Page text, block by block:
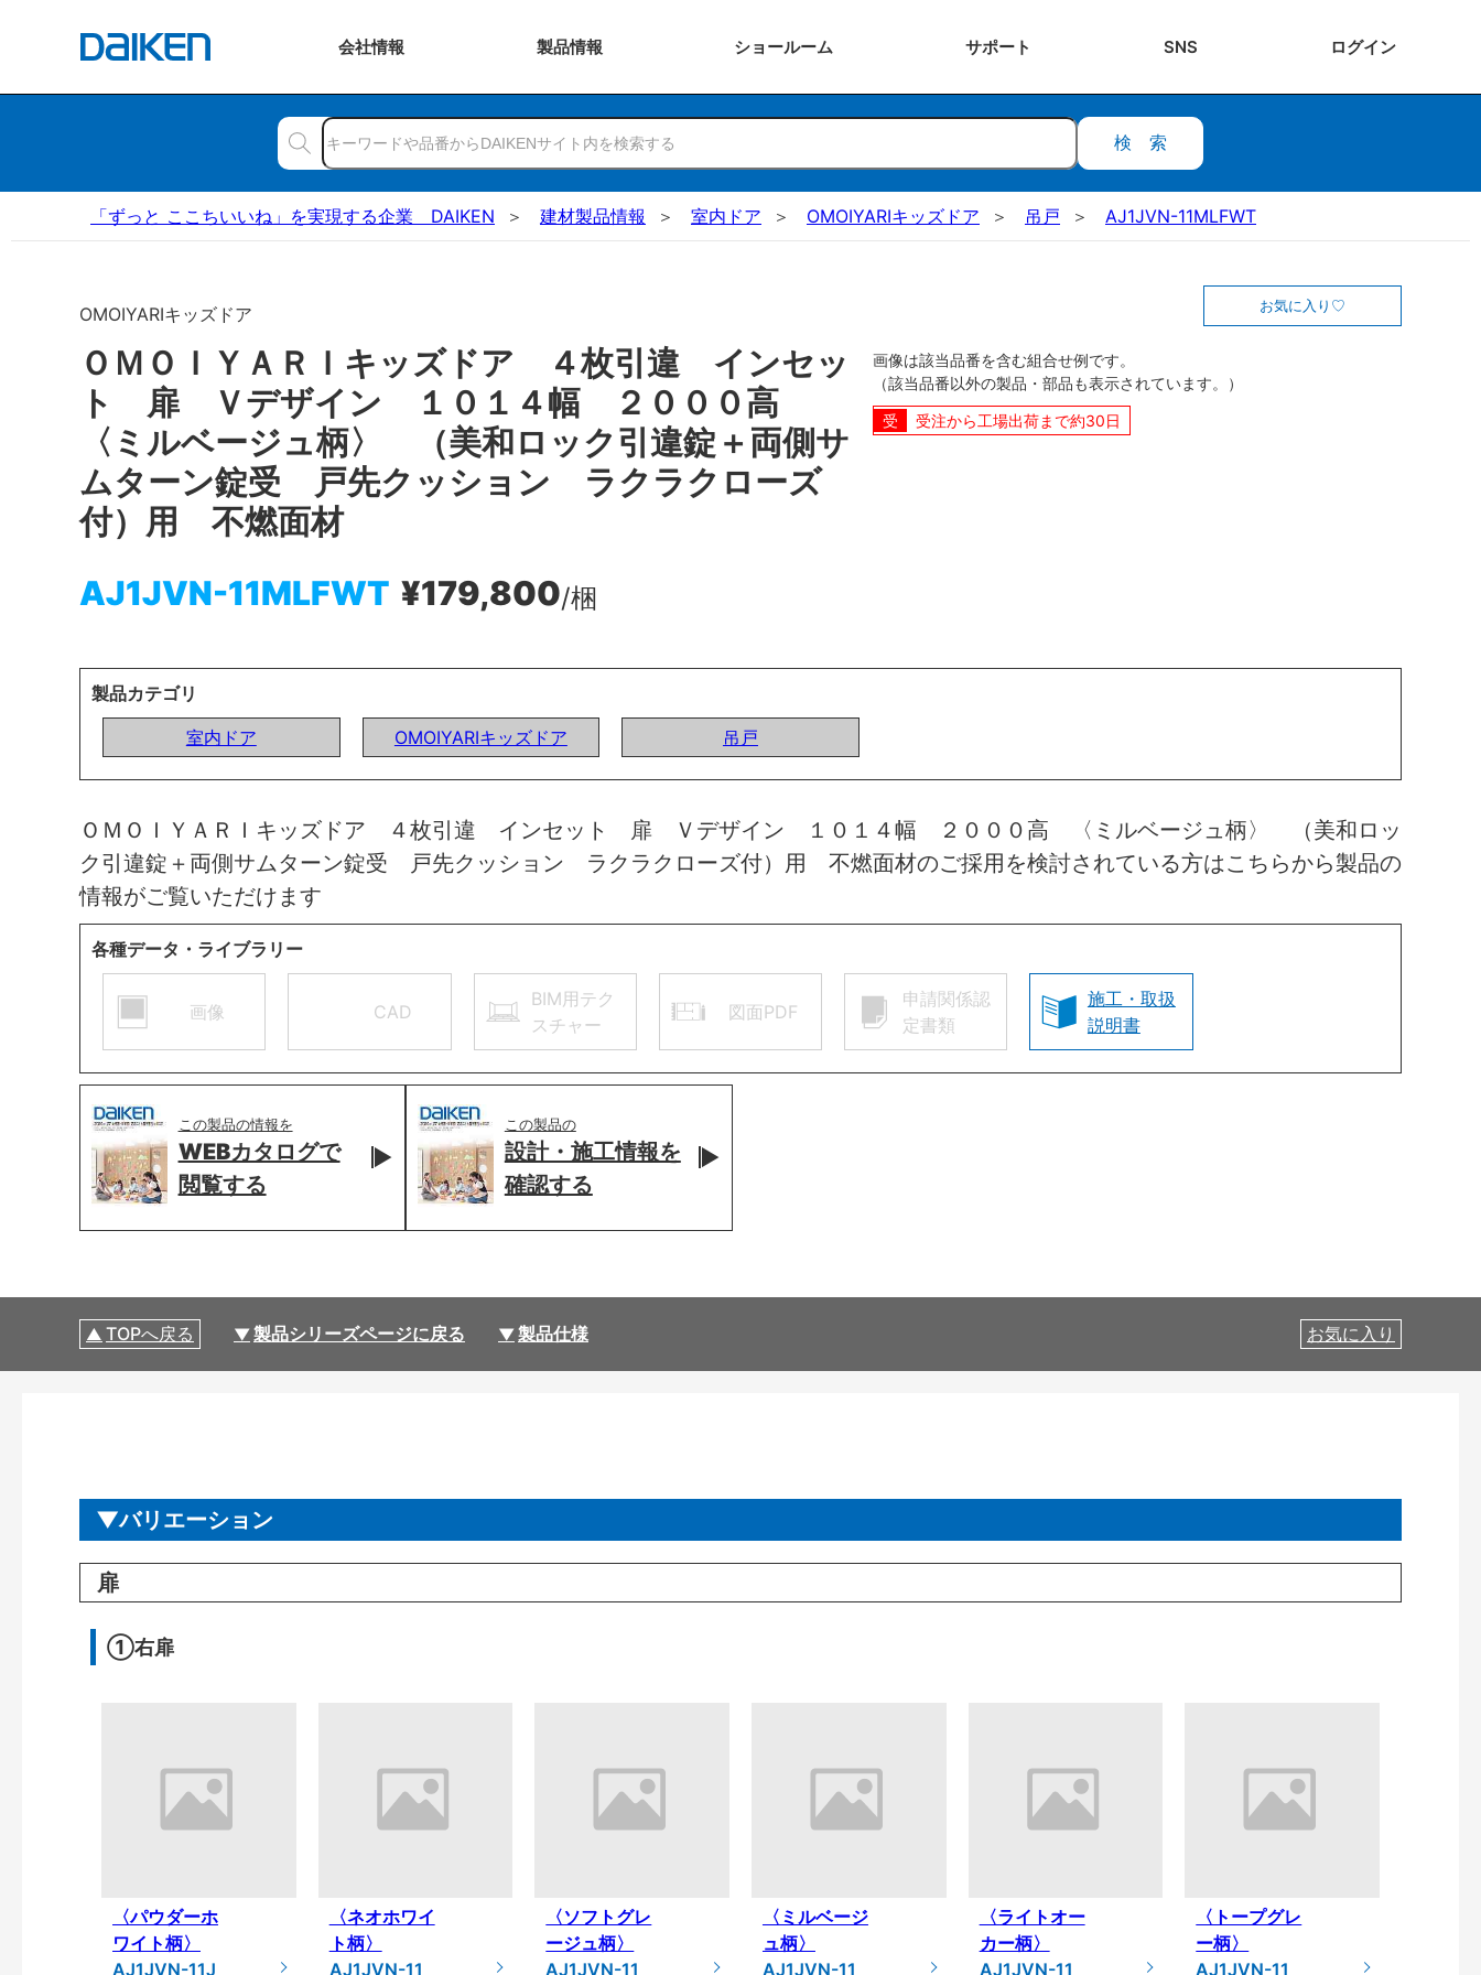
会社情報 製品情報 ショールーム サポート SNS ログイン
検索
「ずっと ここちいいね」を実現する企業 DAIKEN 建材製品情報 室内ドア OMOIYARIキッズドア 吊戸 AJ1JVN-11MLFWT
OMOIYARIキッズドア
ＯＭＯＩＹＡＲＩキッズドア ４枚引違 インセッ
ト 扉 Ｖデザイン １０１４幅 ２０００高
〈ミルベージュ柄〉 （美和ロック引違錠＋両側サ
ムターン錠受 戸先クッション ラクラクローズ
付）用 不燃面材
AJ1JVN-11MLFWT ¥179,800/梱
お気に入り
画像は該当品番を含む組合せ例です。
（該当品番以外の製品・部品も表示されています。）
受注から工場出荷まで約30日
製品カテゴリ
室内ドア
OMOIYARIキッズドア 吊戸
ＯＭＯＩＹＡＲＩキッズドア ４枚引違 インセット 扉 Ｖデザイン １０１４幅 ２０００高 〈ミルベージュ柄〉 （美和ロッ
ク引違錠＋両側サムターン錠受 戸先クッション ラクラクローズ付）用 不燃面材のご採用を検討されている方はこちらから製品の
情報がご覧いただけます
各種データ・ライブラリー
画像 CAD
BIM用テク
スチャー
図面PDF
申請関係認
定書類
施工・取扱
説明書
この製品の情報を
WEBカタログで
閲覧する
この製品の
設計・施工情報を
確認する
TOPへ戻る 製品シリーズページに戻る 製品仕様 お気に入り
バリエーション
扉
①右扉
〈パウダーホ
ワイト柄〉
AJ1JVN-11J
〈ネオホワイ
ト柄〉
AJ1JVN-11
〈ソフトグレ
ージュ柄〉
AJ1JVN-11
〈ミルベージ
ュ柄〉
AJ1JVN-11
〈ライトオー
カー柄〉
AJ1JVN-11
〈トープグレ
ー柄〉
AJ1JVN-11